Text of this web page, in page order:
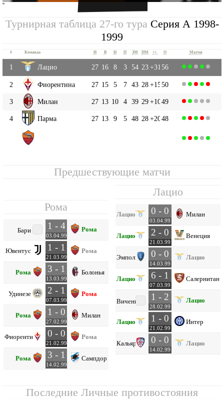
''
Турнирная таблица 27-го тура Серия А 1998-
1999
# Команда И В Н П ЗМ ПМ +|- О Матчи
1 Лацио 27 16 8 3 54 23+31 56
2 Фиорентина 27 15 5 7 43 28+1550
3 Милан 27 13 10 4 39 29+1049
4 Парма 27 13 9 5 48 28+2048
Предшествующие матчи
Рома
Бари 1 - 4
03.04.99
Рома
Ювентус 1 - 1
21.03.99
Рома
Рома 3 - 1
13.03.99
Болонья
Удинезе 2 - 1
07.03.99
Рома
Рома 1 - 0
27.02.99
Милан
Фиорентина 0 - 0
21.02.99
Рома
Рома 3 - 1
14.02.99
Сампдория
Лацио
Лацио 0 - 0
03.04.99
Милан
Лацио 2 - 0
21.03.99
Венеция
Эмполи 0 - 0
14.03.99
Лацио
Лацио 6 - 1
07.03.99
Салернитана
Виченца 1 - 2
28.02.99
Лацио
Лацио 1 - 0
21.02.99
Интер
Кальяри 0 - 0
14.02.99
Лацио
Последние Личные противостояния